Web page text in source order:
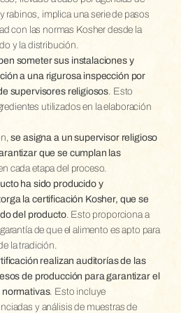
rabinos, implica una serie de pasos
con las normas Kosher desde la
y la distribución.
someter sus instalaciones y
a una rigurosa inspección por
supervisores religiosos . Esto
utilizados en la elaboración
se asigna a un supervisor religioso
que se cumplan las
cada etapa del proceso.
ha sido producido y
la certificación Kosher, que se
del producto. Esto proporciona a
de que el alimento es apto para
la tradición.
realizan auditorías de las
de producción para garantizar el
normativas. Esto incluye
y análisis de muestras de